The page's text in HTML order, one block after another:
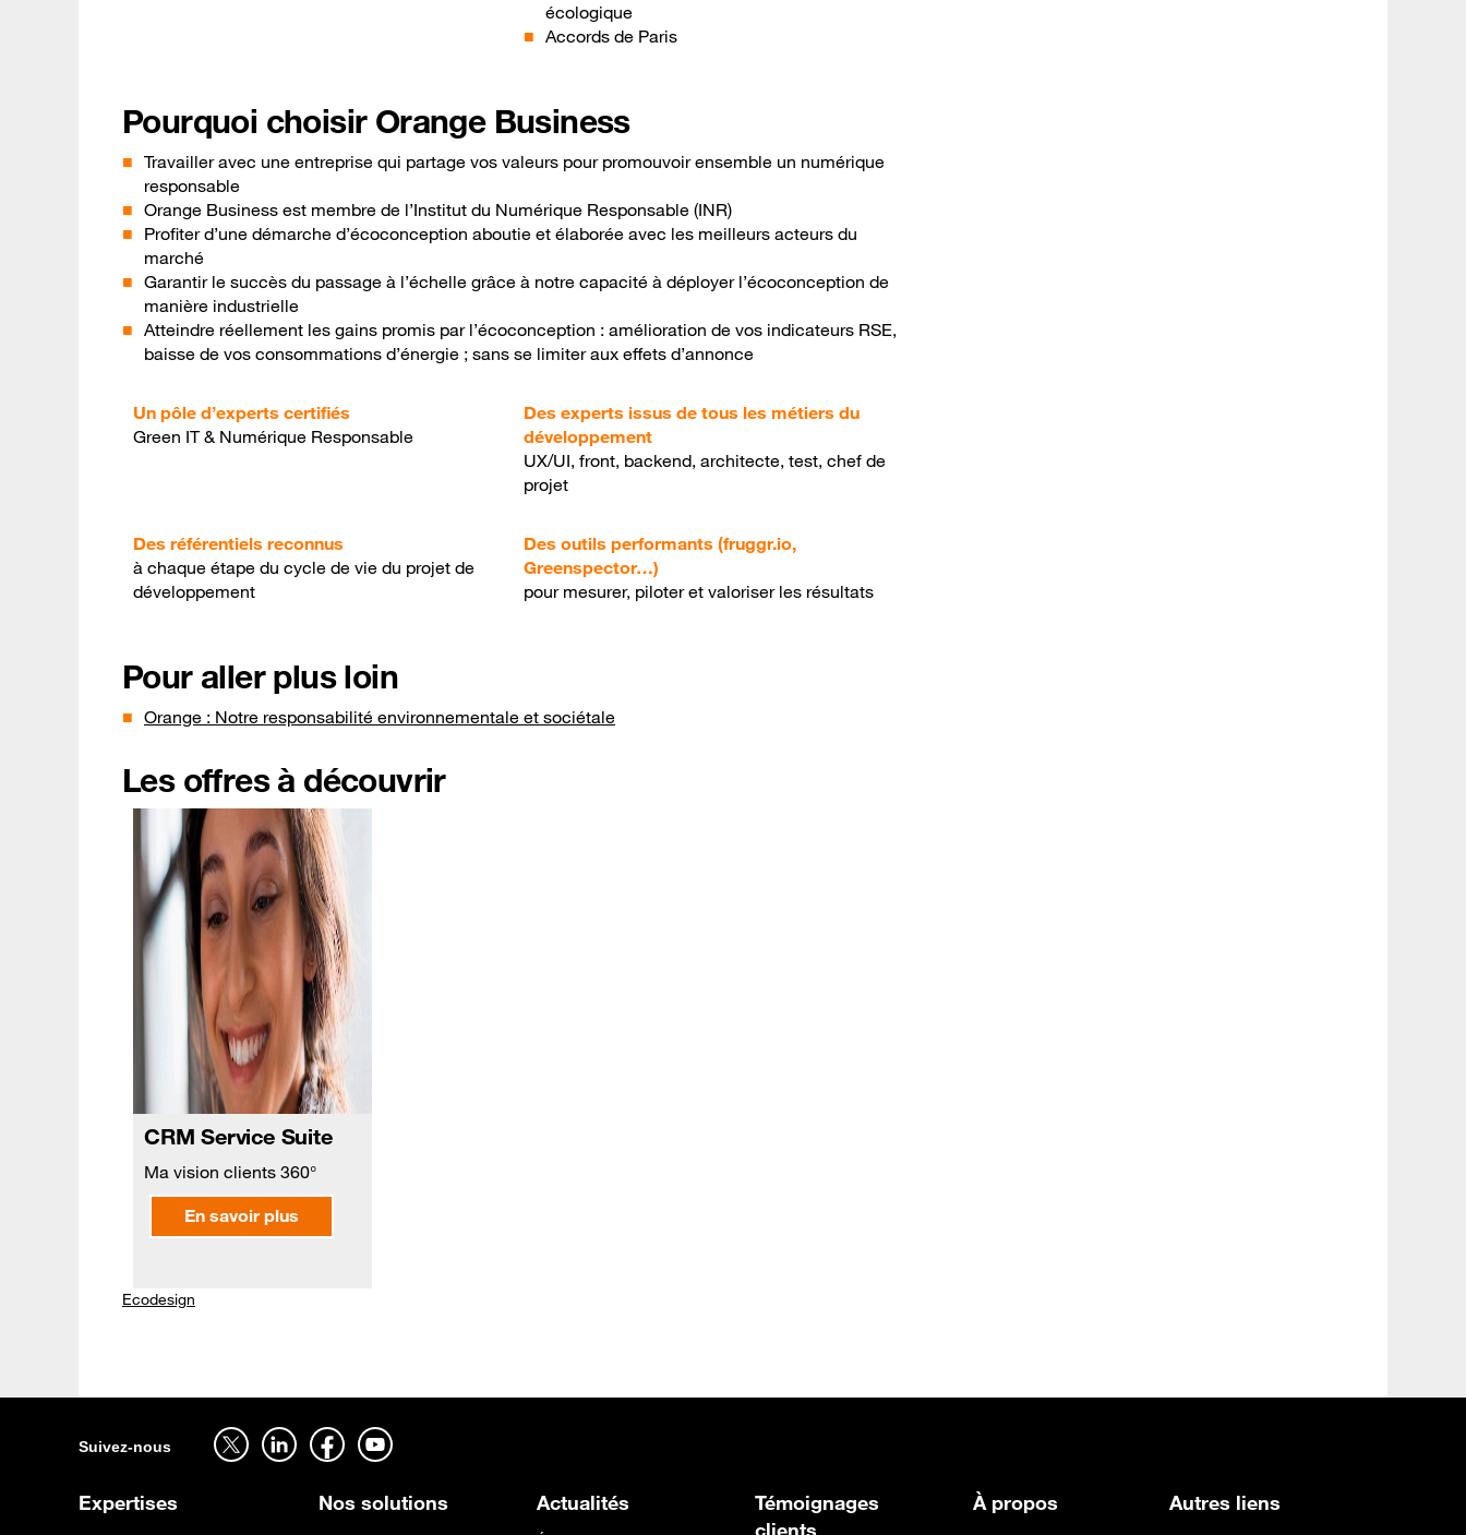
écologique
Accords de Paris
Pourquoi choisir Orange Business
Travailler avec une entreprise qui partage vos valeurs pour promouvoir ensemble un numérique
responsable
Orange Business est membre de l’Institut du Numérique Responsable (INR)
Profiter d’une démarche d’écoconception aboutie et élaborée avec les meilleurs acteurs du
marché
Garantir le succès du passage à l’échelle grâce à notre capacité à déployer l’écoconception de
manière industrielle
Atteindre réellement les gains promis par l’écoconception : amélioration de vos indicateurs RSE,
baisse de vos consommations d’énergie ; sans se limiter aux effets d’annonce
Un pôle d’experts certifiés
Green IT & Numérique Responsable
Des experts issus de tous les métiers du
développement
UX/UI, front, backend, architecte, test, chef de
projet
Des référentiels reconnus
à chaque étape du cycle de vie du projet de
développement
Des outils performants (fruggr.io,
Greenspector…)
pour mesurer, piloter et valoriser les résultats
Pour aller plus loin
Orange : Notre responsabilité environnementale et sociétale
Les offres à découvrir
CRM Service Suite
Ma vision clients 360°
En savoir plus
Ecodesign
Suivez-nous
Suivez-nous sur twitter - ouverture dans un nouvel onglet Suivez-nous sur linkedin - ouverture dans un nouvel onglet Suivez-nous sur facebook - ouverture dans un nouvel onglet Suivez-nous sur youtube - ouverture dans un nouvel onglet
Expertises Nos solutions Actualités
Témoignages
clients
À propos Autres liens